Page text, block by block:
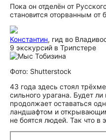
Пока он отделён от
становится оторванным от
Константин, гид во
9 экскурсий в Трипстере
Фото: Shutterstock
43 года здесь стоял
сильного урагана. Будет
продолжает оставаться
ландшафтом и
не боятся людей. Так что